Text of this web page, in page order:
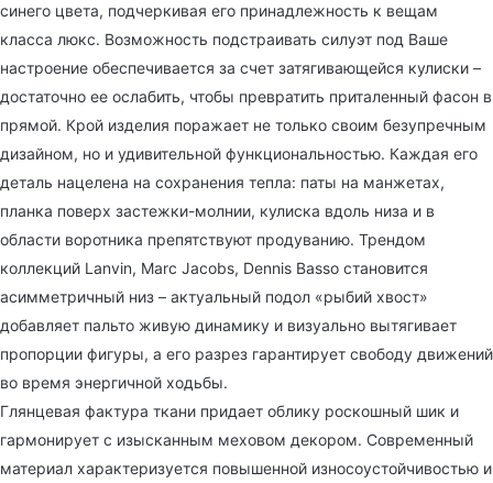
синего цвета, подчеркивая его принадлежность к вещам
класса люкс. Возможность подстраивать силуэт под Ваше
настроение обеспечивается за счет затягивающейся кулиски –
достаточно ее ослабить, чтобы превратить приталенный фасон в
прямой. Крой изделия поражает не только своим безупречным
дизайном, но и удивительной функциональностью. Каждая его
деталь нацелена на сохранения тепла: паты на манжетах,
планка поверх застежки-молнии, кулиска вдоль низа и в
области воротника препятствуют продуванию. Трендом
коллекций Lanvin, Marc Jacobs, Dennis Basso становится
асимметричный низ – актуальный подол «рыбий хвост»
добавляет пальто живую динамику и визуально вытягивает
пропорции фигуры, а его разрез гарантирует свободу движений
во время энергичной ходьбы.
Глянцевая фактура ткани придает облику роскошный шик и
гармонирует с изысканным меховом декором. Современный
материал характеризуется повышенной износоустойчивостью и